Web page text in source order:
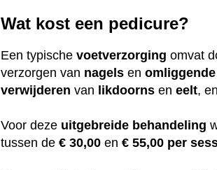
Wat kost een pedicure?
Een typischevoetverzorging omvat
verzorgen van nagels enomliggende
verwijderen van likdoorns eneelt,
Voor deze uitgebreide behandeling
tussen de€ 30,00 en€ 55,00 per